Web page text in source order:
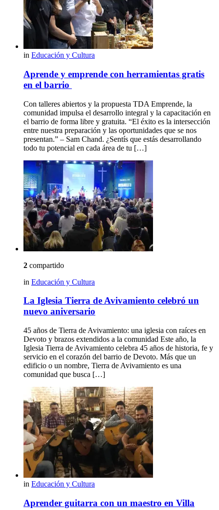
in Educación y Cultura
Aprende y emprende con herramientas gratis
en el barrio
Con talleres abiertos y la propuesta TDA Emprende, la
comunidad impulsa el desarrollo integral y la capacitación en
el barrio de forma libre y gratuita. “El éxito es la intersección
entre nuestra preparación y las oportunidades que se nos
presentan.” – Sam Chand. ¿Sentís que estás desarrollando
todo tu potencial en cada área de tu […]
2 compartido
in Educación y Cultura
La Iglesia Tierra de Avivamiento celebró un
nuevo aniversario
45 años de Tierra de Avivamiento: una iglesia con raíces en
Devoto y brazos extendidos a la comunidad Este año, la
Iglesia Tierra de Avivamiento celebra 45 años de historia, fe y
servicio en el corazón del barrio de Devoto. Más que un
edificio o un nombre, Tierra de Avivamiento es una
comunidad que busca […]
in Educación y Cultura
Aprender guitarra con un maestro en Villa